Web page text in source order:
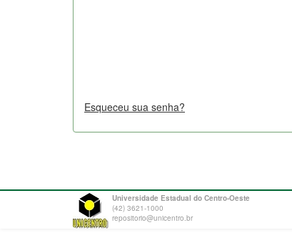
Esqueceu sua senha?
Universidade Estadual do Centro-Oeste
(42) 3621-1000
repositorio@unicentro.br